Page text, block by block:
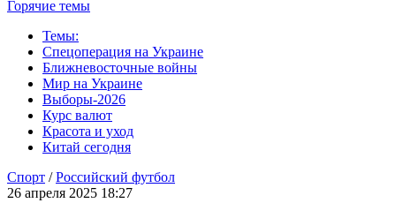
Горячие темы
Темы:
Спецоперация на Украине
Ближневосточные войны
Мир на Украине
Выборы-2026
Курс валют
Красота и уход
Китай сегодня
Спорт /Российский футбол
26 апреля 2025 18:27